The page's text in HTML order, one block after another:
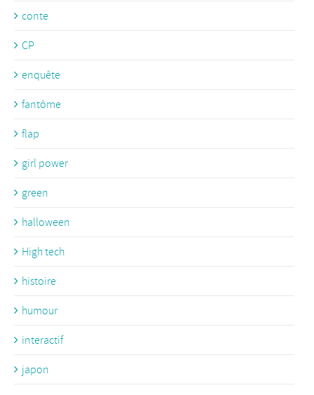
conte
CP
enquête
fantôme
flap
girl power
green
halloween
High tech
histoire
humour
interactif
japon